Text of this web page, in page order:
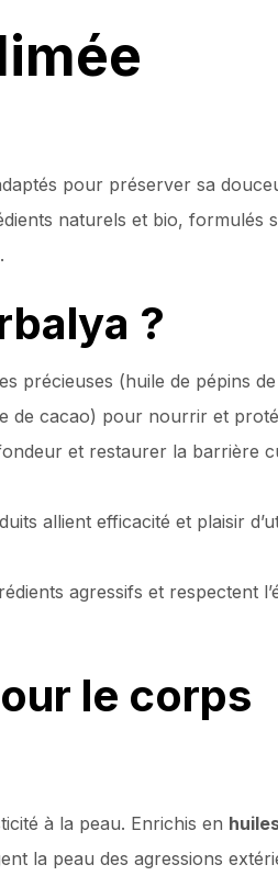
pour préserver sa
naturels et bio, formulés
?
précieuses (huile de pépins
de cacao) pour nourrir et
et restaurer la barrière
allient efficacité et plaisir
agressifs et respectent
le corps
à la peau. Enrichis en
la peau des agressions